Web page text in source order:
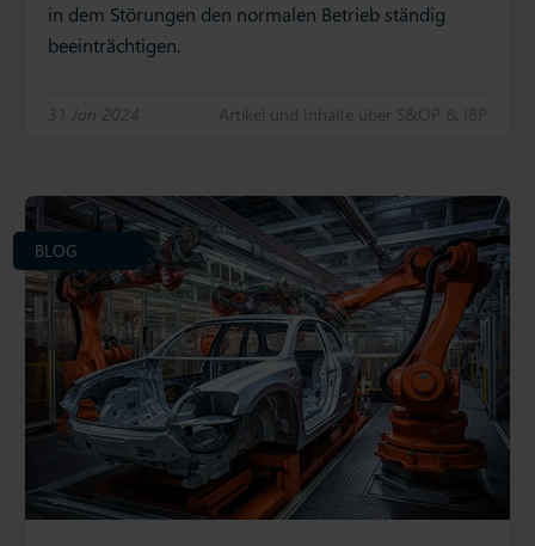
in dem Störungen den normalen Betrieb ständig
beeinträchtigen.
31 Jan 2024 Artikel und Inhalte über S&OP & IBP
BLOG